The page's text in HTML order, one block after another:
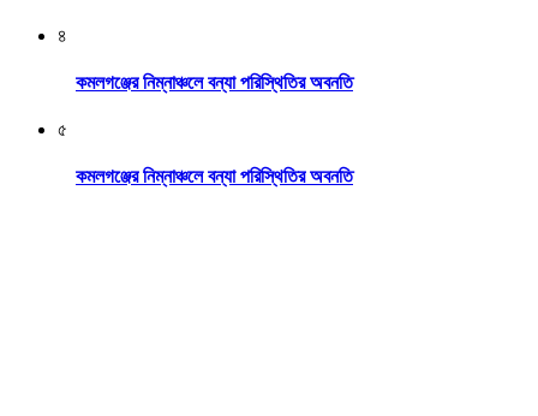
৪
কমলগঞ্জের নিম্নাঞ্চলে বন্যা পরিস্থিতির অবনতি
৫
কমলগঞ্জের নিম্নাঞ্চলে বন্যা পরিস্থিতির অবনতি